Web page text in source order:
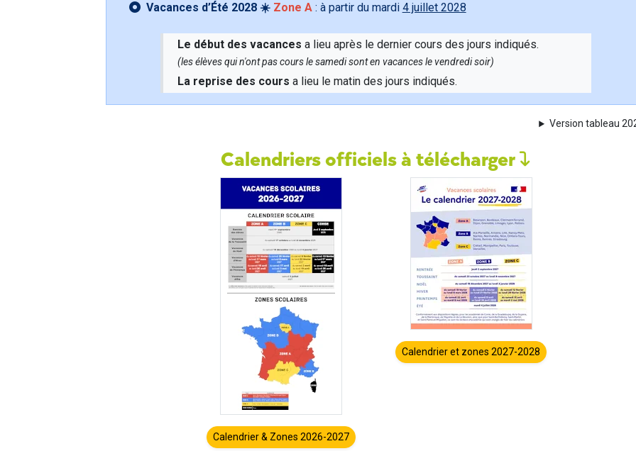
Vacances d’Été 2028 ☀️ Zone A: à partir du mardi 4 juillet 2028
Le début des vacances a lieu après le dernier cours des jours indiqués.
(les élèves qui n'ont pas cours le samedi sont en vacances le vendredi soir)
La reprise des cours a lieu le matin des jours indiqués.
Version tableau
Calendriers officiels à télécharger
Calendrier & Zones 2026-2027
Calendrier et zones 2027-2028